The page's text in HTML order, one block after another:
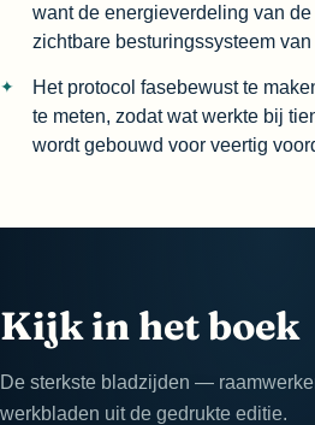
want de energieverdeling van
zichtbare besturingssysteem
Het protocol fasebewust te
te meten, zodat wat werkte bij
wordt gebouwd voor veertig
Kijk in het boek
De sterkste bladzijden —
werkbladen uit de gedrukte editie.